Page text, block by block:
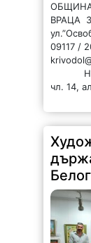
ВРАЦА
09117 /
На
чл. 14,